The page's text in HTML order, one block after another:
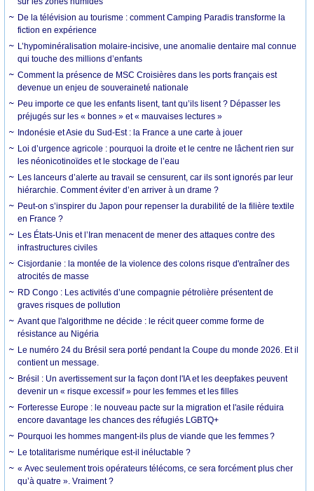
De la télévision au tourisme : comment Camping Paradis transforme la
fiction en expérience
L’hypominéralisation molaire-incisive, une anomalie dentaire mal connue
qui touche des millions d’enfants
Comment la présence de MSC Croisières dans les ports français est
devenue un enjeu de souveraineté nationale
Peu importe ce que les enfants lisent, tant qu’ils lisent ? Dépasser les
préjugés sur les « bonnes » et « mauvaises lectures »
Indonésie et Asie du Sud-Est : la France a une carte à jouer
Loi d’urgence agricole : pourquoi la droite et le centre ne lâchent rien sur
les néonicotinoïdes et le stockage de l’eau
Les lanceurs d’alerte au travail se censurent, car ils sont ignorés par leur
hiérarchie. Comment éviter d’en arriver à un drame ?
Peut-on s’inspirer du Japon pour repenser la durabilité de la filière textile
en France ?
Les États-Unis et l’Iran menacent de mener des attaques contre des
infrastructures civiles
Cisjordanie : la montée de la violence des colons risque d'entraîner des
atrocités de masse
RD Congo : Les activités d’une compagnie pétrolière présentent de
graves risques de pollution
Avant que l'algorithme ne décide : le récit queer comme forme de
résistance au Nigéria
Le numéro 24 du Brésil sera porté pendant la Coupe du monde 2026. Et il
contient un message.
Brésil : Un avertissement sur la façon dont l'IA et les deepfakes peuvent
devenir un « risque excessif » pour les femmes et les filles
Forteresse Europe : le nouveau pacte sur la migration et l'asile réduira
encore davantage les chances des réfugiés LGBTQ+
Pourquoi les hommes mangent-ils plus de viande que les femmes ?
Le totalitarisme numérique est-il inéluctable ?
« Avec seulement trois opérateurs télécoms, ce sera forcément plus cher
qu’à quatre ». Vraiment ?